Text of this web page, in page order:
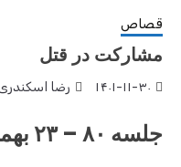
قصاص
مشارکت در قتل
۱۴۰۱-۱۱-۳۰ رضا
جلسه ۸۰ – ۲۳ بهمن ۱۳۹۶